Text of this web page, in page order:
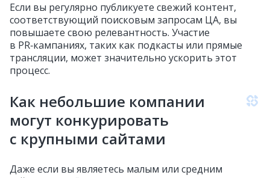
Если вы регулярно публикуете свежий контент,
соответствующий поисковым запросам ЦА, вы
повышаете свою релевантность. Участие
в PR‑кампаниях, таких как подкасты или прямые
трансляции, может значительно ускорить этот
процесс.
Как небольшие компании
могут конкурировать
с крупными сайтами
Даже если вы являетесь малым или средним